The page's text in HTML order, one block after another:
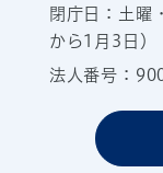
閉庁日：土曜
から1月3日）
法人番号：